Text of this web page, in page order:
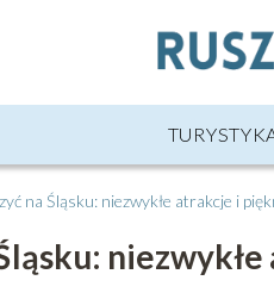
na Śląsku: niezwykłe atrakcje i